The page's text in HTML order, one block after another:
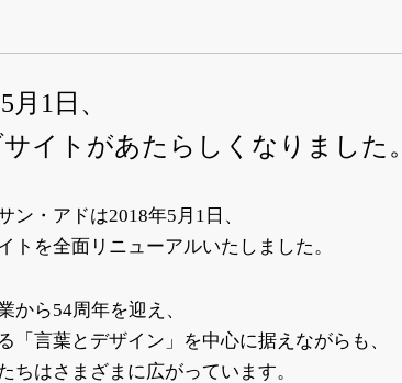
月1日、
イトがあたらしくなりました。
ン・アドは2018年5月1日、
トを全面リニューアルいたしました。
から54周年を迎え、
「言葉とデザイン」を中心に据えながらも、
ちはさまざまに広がっています。